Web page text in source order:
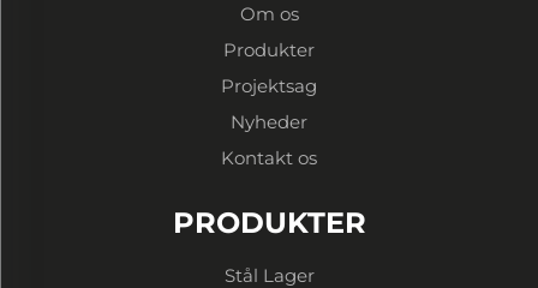
Om os
Produkter
Projektsag
Nyheder
Kontakt os
PRODUKTER
Stål Lager